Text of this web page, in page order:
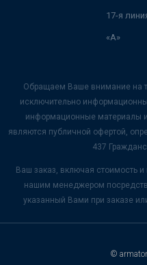
17-я
«А»
Обращаем Ваше внимание на
исключительно
информационные материалы
являются публичной офертой,
437
Ваш заказ, включая стоимость
нашим менеджером
указанный Вами при заказе
©